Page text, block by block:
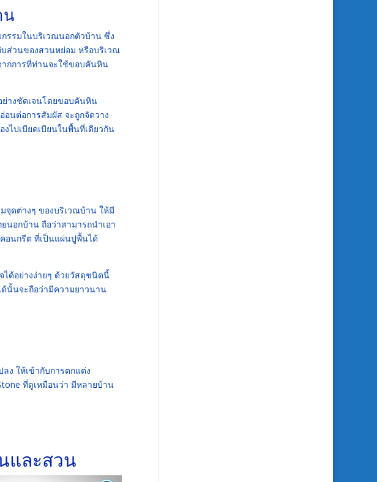
น
รรมในบริเวณนอกตัวบ้าน ซึ่ง
ส่วนของสวนหย่อม หรือบริเวณ
ากการที่ท่านจะใช้ขอบคันหิน
างชัดเจนโดยขอบคันหิน
นต่อการสัมผัส จะถูกจัดวาง
ไปเบียดเบียนในพื้นที่เดียวกัน
ดต่างๆ ของบริเวณบ้าน ให้มี
อกบ้าน ถือว่าสามารถนำเอา
อนกรีต ที่เป็นแผ่นปูพื้นได้
ด้อย่างง่ายๆ ด้วยวัสดุชนิดนี้
นั้นจะถือว่ามีความยาวนาน
ง ให้เข้ากับการตกแต่ง
ที่ดูเหมือนว่า มีหลายบ้าน
และสวน